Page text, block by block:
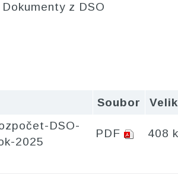
Dokumenty z DSO
Soubor
DSO-
2025
PDF 408